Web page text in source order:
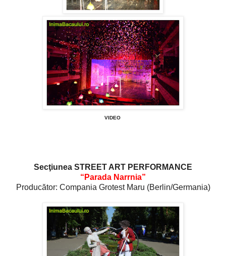
VIDEO
Secţiunea STREET ART PERFORMANCE
“Parada Narrnia”
Producător: Compania Grotest Maru (Berlin/Germania)